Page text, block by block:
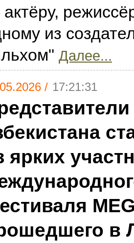
из
Далее...
/ 17:21:31
ярких
в